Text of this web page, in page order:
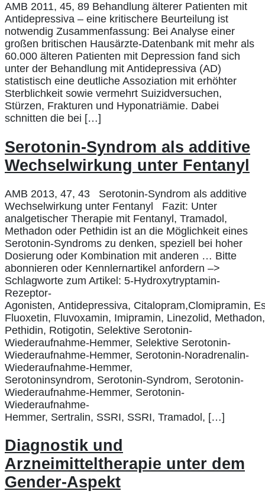
AMB 2011, 45, 89 Behandlung älterer Patienten mit
Antidepressiva – eine kritischere Beurteilung ist
notwendig Zusammenfassung: Bei Analyse einer
großen britischen Hausärzte-Datenbank mit mehr als
60.000 älteren Patienten mit Depression fand sich
unter der Behandlung mit Antidepressiva (AD)
statistisch eine deutliche Assoziation mit erhöhter
Sterblichkeit sowie vermehrt Suizidversuchen,
Stürzen, Frakturen und Hyponatriämie. Dabei
schnitten die bei […]
Serotonin-Syndrom als additive
Wechselwirkung unter Fentanyl
AMB 2013, 47, 43 Serotonin-Syndrom als additive
Wechselwirkung unter Fentanyl Fazit: Unter
analgetischer Therapie mit Fentanyl, Tramadol,
Methadon oder Pethidin ist an die Möglichkeit eines
Serotonin-Syndroms zu denken, speziell bei hoher
Dosierung oder Kombination mit anderen … Bitte
abonnieren oder Kennlernartikel anfordern –>
Schlagworte zum Artikel: 5-Hydroxytryptamin-
Rezeptor-
Agonisten, Antidepressiva, Citalopram,Clomipramin,
Fluoxetin, Fluvoxamin, Imipramin, Linezolid,
Pethidin, Rotigotin, Selektive Serotonin-
Wiederaufnahme-Hemmer, Selektive Serotonin-
Wiederaufnahme-Hemmer, Serotonin-Noradrenalin-
Wiederaufnahme-Hemmer,
Serotoninsyndrom, Serotonin-Syndrom, Serotonin-
Wiederaufnahme-Hemmer, Serotonin-
Wiederaufnahme-
Hemmer, Sertralin, SSRI, SSRI, Tramadol, […]
Diagnostik und
Arzneimitteltherapie unter dem
Gender-Aspekt